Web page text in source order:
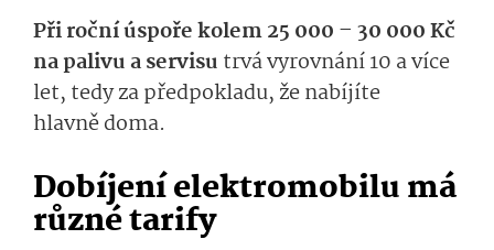
Při roční úspoře kolem 25 000 – 30 000 Kč
na palivu a servisu trvá vyrovnání 10 a více
let, tedy za předpokladu, že nabíjíte
hlavně doma.
Dobíjení elektromobilu má
různé tarify